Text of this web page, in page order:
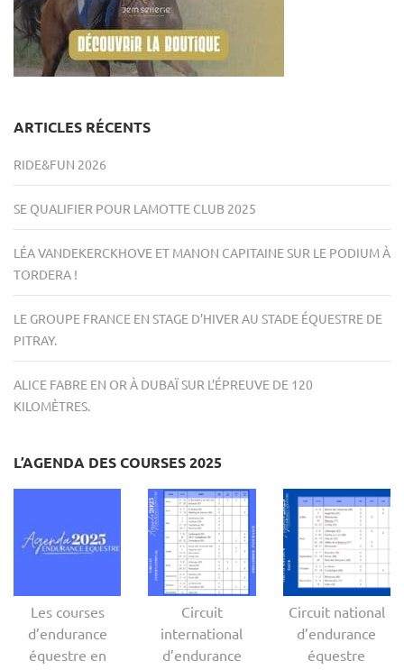
ARTICLES RÉCENTS
RIDE&FUN 2026
SE QUALIFIER POUR LAMOTTE CLUB 2025
LÉA VANDEKERCKHOVE ET MANON CAPITAINE SUR LE PODIUM À
TORDERA !
LE GROUPE FRANCE EN STAGE D’HIVER AU STADE ÉQUESTRE DE
PITRAY.
ALICE FABRE EN OR À DUBAÏ SUR L’ÉPREUVE DE 120
KILOMÈTRES.
L’AGENDA DES COURSES 2025
Les courses
d’endurance
équestre en
Circuit
international
d’endurance
Circuit national
d’endurance
équestre